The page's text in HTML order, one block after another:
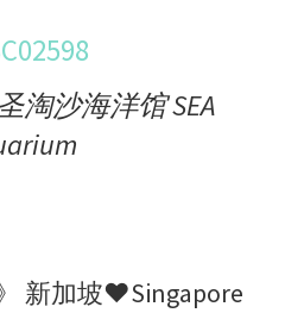
淘沙海洋馆 SEA
新加坡♥Singapore